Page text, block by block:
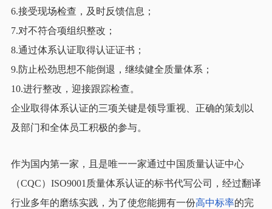
6.接受现场检查，及时反馈信息；
7.对不符合项组织整改；
8.通过体系认证取得认证证书；
9.防止松劲思想不能倒退，继续健全质量体系；
10.进行整改，迎接跟踪检查。
企业取得体系认证的三项关键是领导重视、正确的策划以
及部门和全体员工积极的参与。
作为国内第一家，且是唯一一家通过中国质量认证中心
（CQC）ISO9001质量体系认证的标书代写公司，经过翻译
行业多年的磨练实践， 为了使您能拥有一份高中标率的完